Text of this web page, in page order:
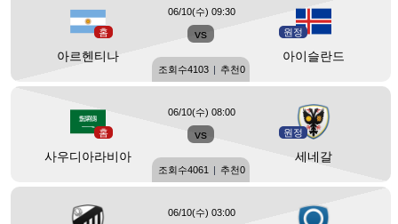
홈
아르헨티나
vs 원정
아이슬란드
06/10(수) 09:30
조회수4103 | 추천0
홈
사우디아라비아
vs 원정
세네갈
06/10(수) 08:00
조회수4061 | 추천0
06/10(수) 03:00